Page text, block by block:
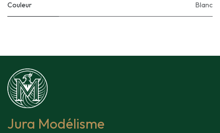
Couleur Blanc
Jura Modélisme